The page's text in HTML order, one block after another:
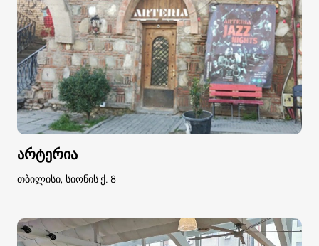
არტერია
თბილისი, სიონის ქ. 8